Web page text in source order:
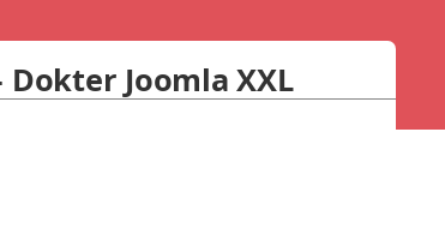
Dokter Joomla XXL